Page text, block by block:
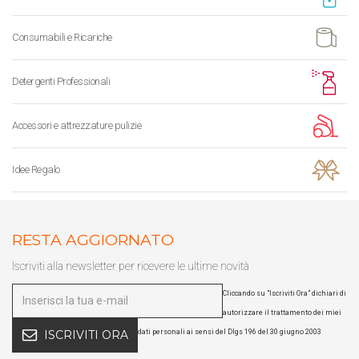
Consumabili e Ricariche
Detergenti Professionali
Accessori e attrezzature pulizie
Idee Regalo
RESTA AGGIORNATO
Iscriviti alla newsletter per ricevere le ultime novità
ISCRIVITI ORA
Cliccando su "Iscriviti Ora" dichiari di
autorizzare il trattamento dei miei
dati personali ai sensi del Dlgs 196 del 30 giugno 2003